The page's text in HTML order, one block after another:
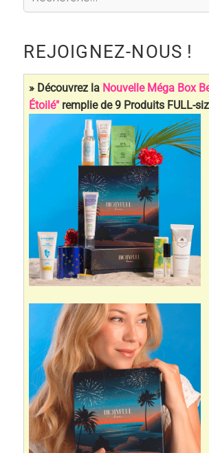
pour
REJOIGNEZ-NOUS !
» Découvrez la Nouvelle Méga Box
Étoilé" remplie de 9 Produits FULL-